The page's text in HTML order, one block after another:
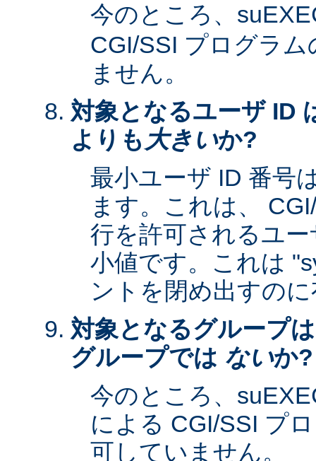
今のところ、
CGI/SSI プログラ
ません。
対象となるユーザ ID
よりも 大きいか?
最小ユーザ ID 番号
ます。これは、
行を許可されるユ
小値です。これは
ントを閉め出すの
対象となるグループ
グループでは ないか?
今のところ、
による CGI/SSI プ
可していません。